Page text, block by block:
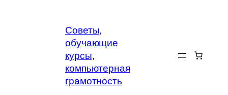
содержимомуСоветы,
обучающие
курсы,
компьютерная
грамотность